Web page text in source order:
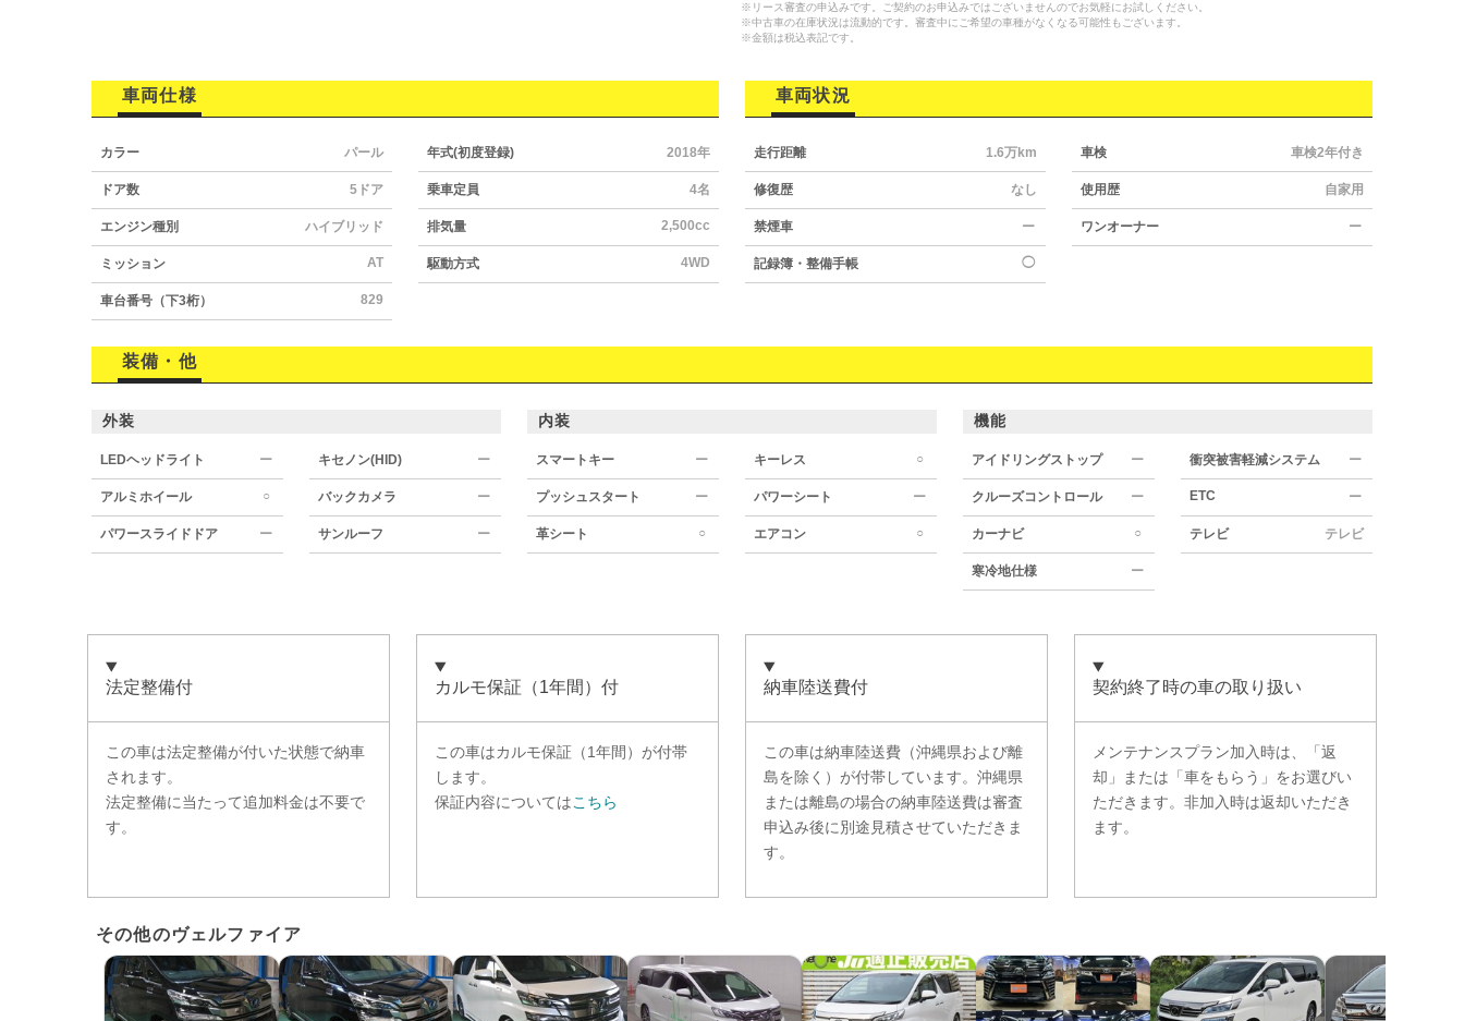
※リース審査の申込みです。ご契約のお申込みではございませんのでお気軽にお試しください。
※中古車の在庫状況は流動的です。審査中にご希望の車種がなくなる可能性もございます。
※金額は税込表記です。
車両仕様
カラー パール 年式(初度登録) 2018年
ドア数 5ドア 乗車定員 4名
エンジン種別 ハイブリッド 排気量 2,500cc
ミッション AT 駆動方式 4WD
車台番号（下3桁） 829
車両状況
走行距離 1.6万km 車検 車検2年付き
修復歴 なし 使用歴 自家用
禁煙車 ー ワンオーナー ー
記録簿・整備手帳 ◯
装備・他
外装
LEDヘッドライト ー キセノン(HID) ー
アルミホイール ○ バックカメラ ー
パワースライドドア ー サンルーフ ー
内装
スマートキー ー キーレス ○
プッシュスタート ー パワーシート ー
革シート ○ エアコン ○
機能
アイドリングストップ ー 衝突被害軽減システム ー
クルーズコントロール ー ETC ー
カーナビ ○ テレビ テレビ
寒冷地仕様 ー
法定整備付
この車は法定整備が付いた状態で納車
されます。
法定整備に当たって追加料金は不要で
す。
カルモ保証（1年間）付
この車はカルモ保証（1年間） が付帯
します。
保証内容についてはこちら
納車陸送費付
この車は納車陸送費（沖縄県および離
島を除く）が付帯しています。沖縄県
または離島の場合の納車陸送費は審査
申込み後に別途見積させていただきま
す。
契約終了時の車の取り扱い
メンテナンスプラン加入時は、「返
却」または「車をもらう」をお選びい
ただきます。非加入時は返却いただき
ます。
その他のヴェルファイア